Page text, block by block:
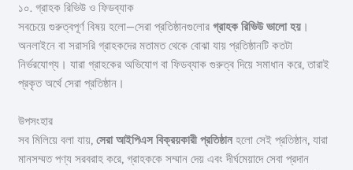
১০. গ্রাহক রিভিউ ও ফিডব্যাক
সবচেয়ে গুরুত্বপূর্ণ বিষয় হলো—সেরা প্রতিষ্ঠানগুলোরগ্রাহক রিভিউ ভালো হয় ।
অনলাইনে বা সরাসরি গ্রাহকদের মতামত থেকে বোঝা যায় প্রতিষ্ঠানটি কতটা
নির্ভরযোগ্য। যারা গ্রাহকের অভিযোগ বা ফিডব্যাক গুরুত্ব দিয়ে সমাধান করে, তারাই
প্রকৃত অর্থে সেরা প্রতিষ্ঠান।
উপসংহার
সব মিলিয়ে বলা যায়,সেরা আইপিএস বিক্রয়কারী প্রতিষ্ঠানহলো সেই প্রতিষ্ঠান, যারা
মানসম্মত পণ্য সরবরাহ করে, গ্রাহককে সম্মান দেয় এবং দীর্ঘমেয়াদে সেবা প্রদান